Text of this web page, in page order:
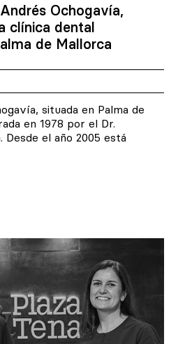
Ochogavía,
clínica dental
de Mallorca
situada en Palma de
en 1978 por el Dr.
Desde el año 2005 está